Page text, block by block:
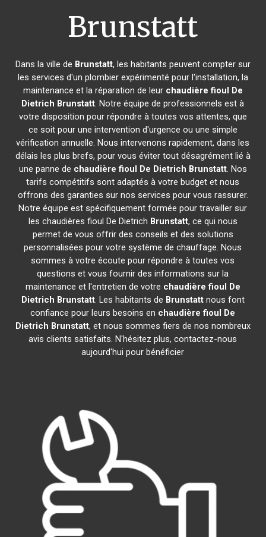
Brunstatt
Dans la ville de Brunstatt, les habitants peuvent compter sur
les services d'un plombier expérimenté pour l'installation, la
maintenance et la réparation de leur chaudière fioul De
Dietrich Brunstatt. Notre équipe de professionnels est à
votre disposition pour répondre à toutes vos attentes, que
ce soit pour une intervention d'urgence ou une simple
vérification annuelle. Nous intervenons rapidement, dans les
délais les plus brefs, pour vous éviter tout désagrément lié à
une panne de chaudière fioul De Dietrich Brunstatt. Nos
tarifs compétitifs sont adaptés à votre budget et nous
offrons des garanties sur nos services pour vous rassurer.
Notre équipe est spécifiquement formée pour travailler sur
les chaudières fioul De Dietrich Brunstatt, ce qui nous
permet de vous offrir des conseils et des solutions
personnalisées pour votre système de chauffage. Nous
sommes à votre écoute pour répondre à toutes vos
questions et vous fournir des informations sur la
maintenance et l'entretien de votre chaudière fioul De
Dietrich Brunstatt. Les habitants de Brunstattnous font
confiance pour leurs besoins en chaudière fioul De
Dietrich Brunstatt, et nous sommes fiers de nos nombreux
avis clients satisfaits. N'hésitez plus, contactez-nous
aujourd'hui pour bénéficier